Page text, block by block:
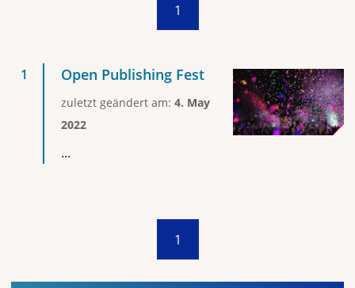
1
Open Publishing Fest
zuletzt geändert am: 4. May
2022
...
1